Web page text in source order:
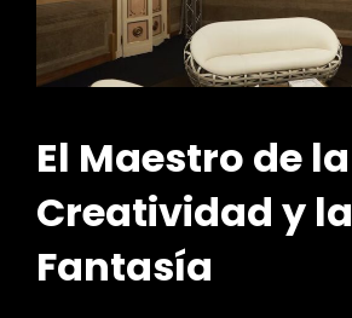
El Maestro de la
Creatividad y la
Fantasía